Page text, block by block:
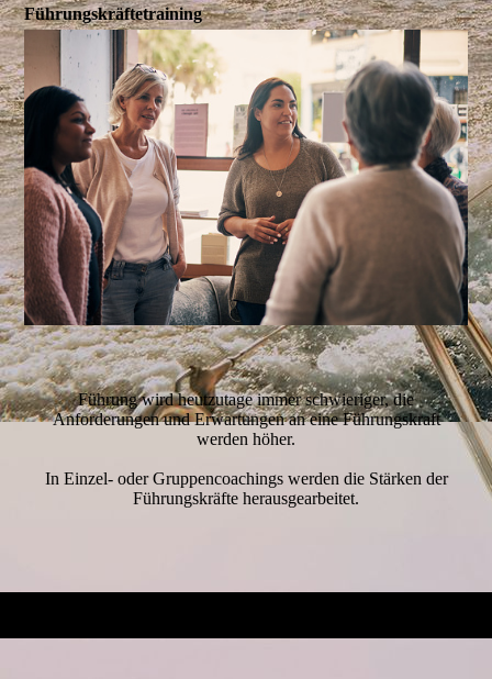
Führungskräftetraining
Führung wird heutzutage immer schwieriger, die
Anforderungen und Erwartungen an eine Führungskraft
werden höher.
In Einzel- oder Gruppencoachings werden die Stärken der
Führungskräfte herausgearbeitet.